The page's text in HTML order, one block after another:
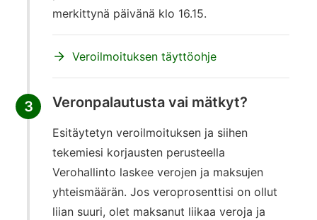
merkittynä päivänä klo 16.15.
Veroilmoituksen täyttöohje
3 Veronpalautusta vai mätkyt?
Esitäytetyn veroilmoituksen ja siihen
tekemiesi korjausten perusteella
Verohallinto laskee verojen ja maksujen
yhteismäärän. Jos veroprosenttisi on ollut
liian suuri, olet maksanut liikaa veroja ja